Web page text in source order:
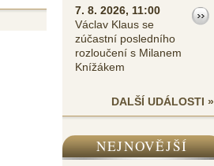
7. 8. 2026, 11:00
Václav Klaus se
zúčastní posledního
rozloučení s Milanem
Knížákem
DALŠÍ UDÁLOSTI »
NEJNOVĚJŠÍ